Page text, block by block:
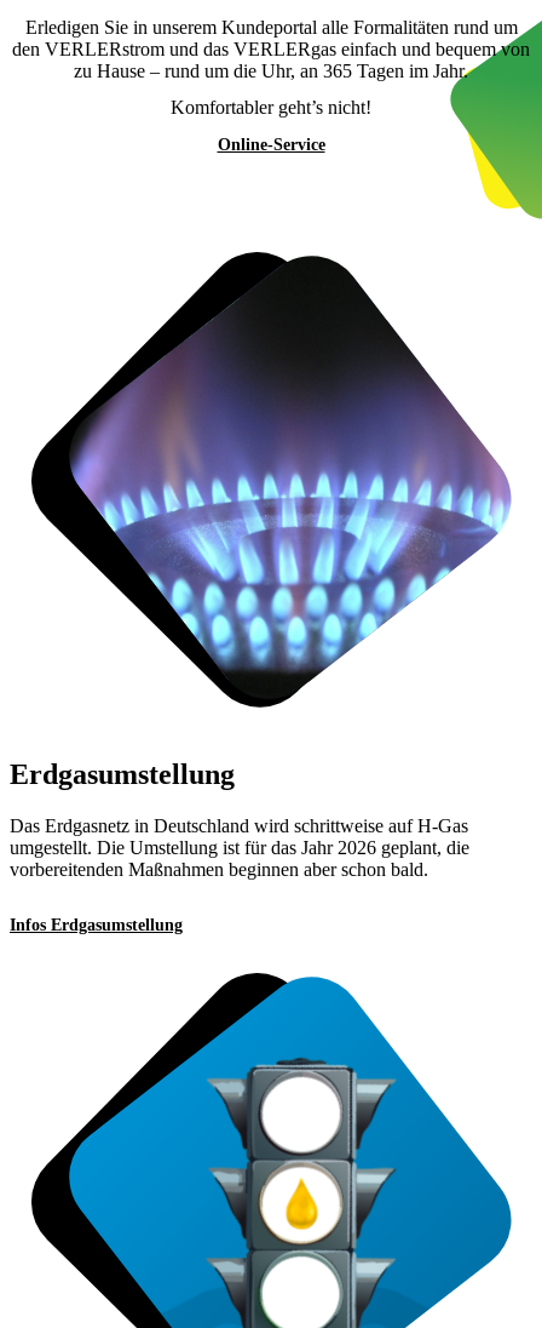
Erledigen Sie in unserem Kundeportal alle Formalitäten rund um
den VERLERstrom und das VERLERgas einfach und bequem von
zu Hause – rund um die Uhr, an 365 Tagen im Jahr.
Komfortabler geht’s nicht!
Online-Service
Erdgasumstellung
Das Erdgasnetz in Deutschland wird schrittweise auf H-Gas
umgestellt. Die Umstellung ist für das Jahr 2026 geplant, die
vorbereitenden Maßnahmen beginnen aber schon bald.
Infos Erdgasumstellung